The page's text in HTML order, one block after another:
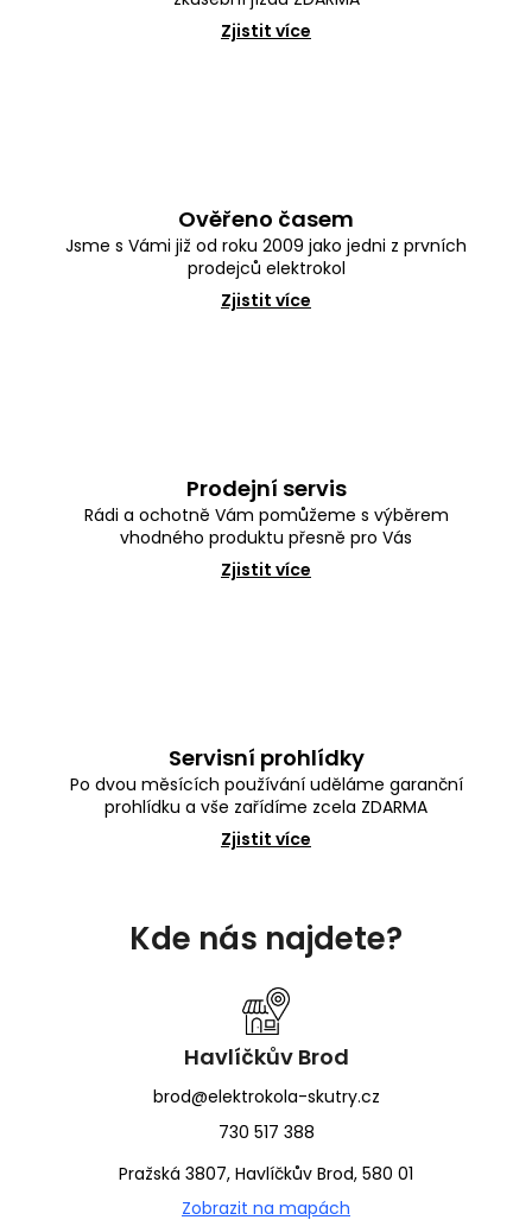
Zjistit více
Ověřeno časem
Jsme s Vámi již od roku 2009 jako jedni z prvních
prodejců elektrokol
Zjistit více
Prodejní servis
Rádi a ochotně Vám pomůžeme s výběrem
vhodného produktu přesně pro Vás
Zjistit více
Servisní prohlídky
Po dvou měsících používání uděláme garanční
prohlídku a vše zařídíme zcela ZDARMA
Zjistit více
Kde nás najdete?
Havlíčkův Brod
brod@elektrokola-skutry.cz
730 517 388
Pražská 3807, Havlíčkův Brod, 580 01
Zobrazit na mapách